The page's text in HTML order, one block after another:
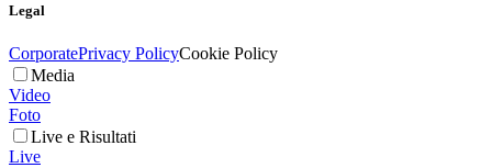
Legal
CorporatePrivacy PolicyCookie Policy
Media
Video
Foto
Live e Risultati
Live